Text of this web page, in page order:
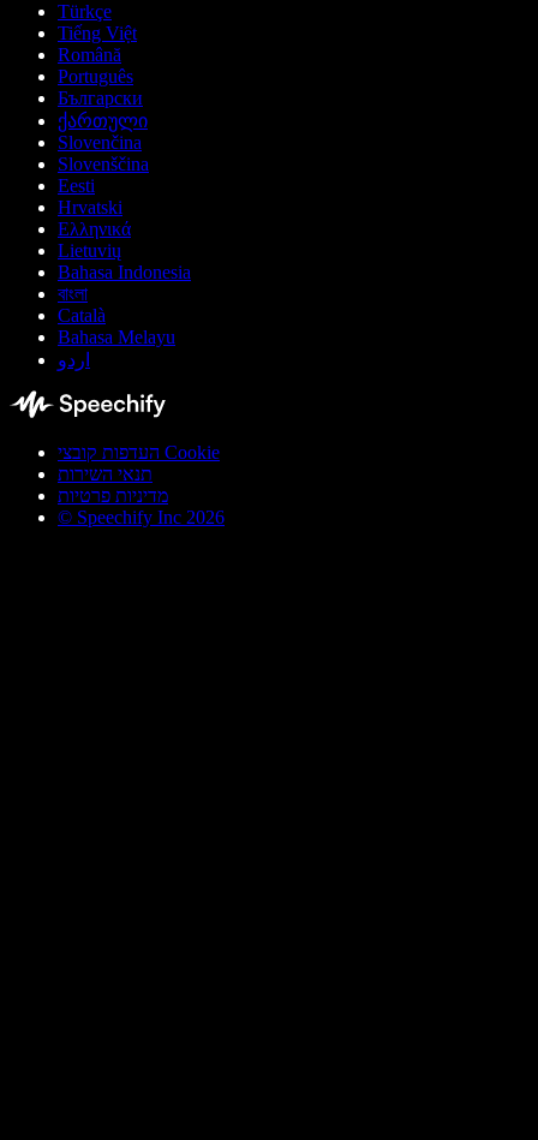
Türkçe
Tiếng Việt
Română
Português
Български
ქართული
Slovenčina
Slovenščina
Eesti
Hrvatski
Ελληνικά
Lietuvių
Bahasa Indonesia
বাংলা
Català
Bahasa Melayu
اردو
העדפות קובצי Cookie
תנאי השירות
מדיניות פרטיות
© Speechify Inc 2026